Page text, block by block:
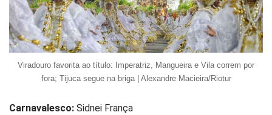
Viradouro favorita ao título: Imperatriz, Mangueira e Vila correm por
fora; Tijuca segue na briga | Alexandre Macieira/Riotur
Carnavalesco: Sidnei França